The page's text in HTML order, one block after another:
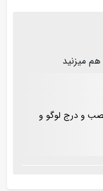
میزنید
و درج لوگو و